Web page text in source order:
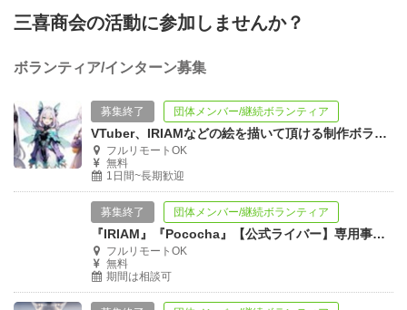
三喜商会の活動に参加しませんか？
ボランティア/インターン募集
募集終了 団体メンバー/継続ボランティア
VTuber、IRIAMなどの絵を描いて頂ける制作ボランティアメンバー募集！
フルリモートOK
無料
1日間~長期歓迎
募集終了 団体メンバー/継続ボランティア
『IRIAM』『Pococha』【公式ライバー】専用事務所✨1期生✨募集！
フルリモートOK
無料
期間は相談可